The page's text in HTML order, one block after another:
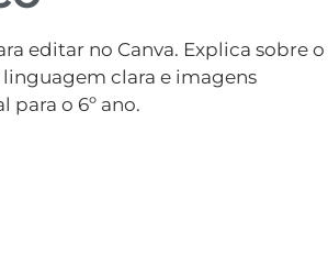
editar no Canva. Explica sobre o
clara e imagens
para o 6º ano.